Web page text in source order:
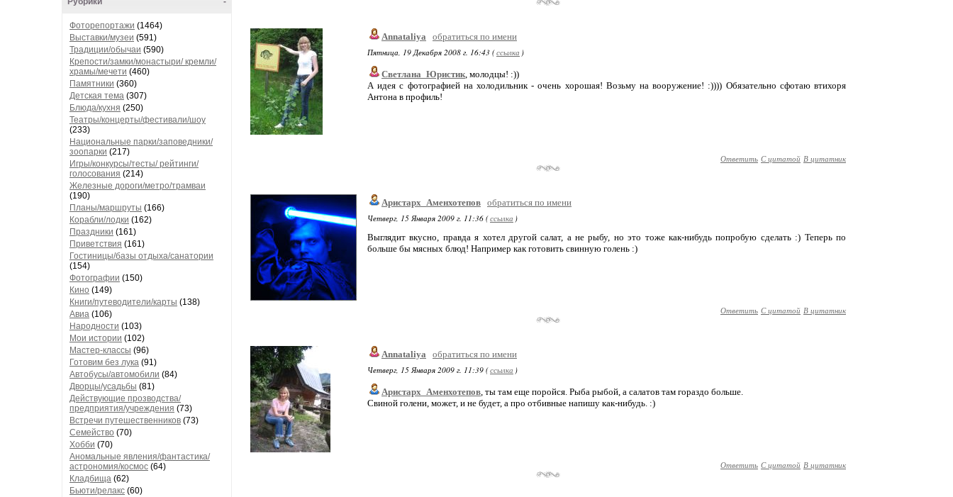
Фоторепортажи (1464)
Выставки/музеи (591)
Традиции/обычаи (590)
Крепости/замки/монастыри/ кремли/
храмы/мечети (460)
Памятники (360)
Детская тема (307)
Блюда/кухня (250)
Театры/концерты/фестивали/шоу
(233)
Национальные парки/заповедники/
зоопарки (217)
Игры/конкурсы/тесты/ рейтинги/
голосования (214)
Железные дороги/метро/трамваи
(190)
Планы/маршруты (166)
Корабли/лодки (162)
Праздники (161)
Приветствия (161)
Гостиницы/базы отдыха/санатории
(154)
Фотографии (150)
Кино (149)
Книги/путеводители/карты (138)
Авиа (106)
Народности (103)
Мои истории (102)
Мастер-классы (96)
Готовим без лука (91)
Автобусы/автомобили (84)
Дворцы/усадьбы (81)
Действующие прозводства/
предприятия/учреждения (73)
Встречи путешественников (73)
Семейство (70)
Хобби (70)
Аномальные явления/фантастика/
астрономия/космос (64)
Кладбища (62)
Бьюти/релакс (60)
Annataliya
обратиться по имени
Пятница, 19 Декабря 2008 г. 16:43 (ссылка )
Светлана_Юристик, молодцы! :))
А идея с фотографией на холодильник - очень хорошая! Возьму на вооружение! :)))) Обязательно сфотаю втихоря
Антона в профиль!
Ответить С цитатой В цитатник
Аристарх_Аменхотепов обратиться по имени
Четверг, 15 Января 2009 г. 11:36 (ссылка )
Выглядит вкусно, правда я хотел другой салат, а не рыбу, но это тоже как-нибудь попробую сделать :) Теперь по
больше бы мясных блюд! Например как готовить свинную голень :)
Ответить С цитатой В цитатник
Annataliya
обратиться по имени
Четверг, 15 Января 2009 г. 11:39 (ссылка )
Аристарх_Аменхотепов, ты там еще поройся. Рыба рыбой, а салатов там гораздо больше.
Свиной голени, может, и не будет, а про отбивные напишу как-нибудь. :)
Ответить С цитатой В цитатник